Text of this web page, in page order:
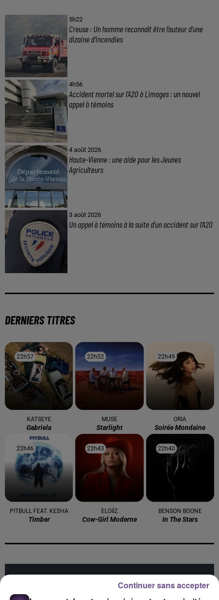
5h22
Creuse : Un homme reconnaît être l’auteur d’une
dizaine d’incendies
4h56
Accident mortel sur l’A20 à Limoges : un nouvel
appel à témoins
4 août 2026
Haute-Vienne : une aide pour les Jeunes
Agriculteurs
3 août 2026
Un appel à témoins à la suite d’un accident sur l’A20
DERNIERS TITRES
22h57
22h57
KATSEYE
Gabriela
22h52
22h52
MUSE
Starlight
22h49
22h49
ORIA
Soirée Mondaine
22h46
22h46
PITBULL FEAT. KE$HA
Timber
22h43
22h43
ELOIÌZ
Cow-Girl Moderne
22h40
22h40
BENSON BOONE
In The Stars
dépôt de cookies que vous avez exprimé. Si vous
Continuer sans accepter